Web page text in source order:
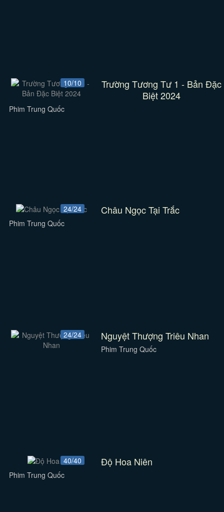
10/10
Trường Tương Tư 1 - Bản Đặc
Biệt 2024
Phim Trung Quốc
24/24 Châu Ngọc Tại Trắc
Phim Trung Quốc
24/24 Nguyệt Thượng Triêu Nhan
Phim Trung Quốc
40/40 Độ Hoa Niên
Phim Trung Quốc